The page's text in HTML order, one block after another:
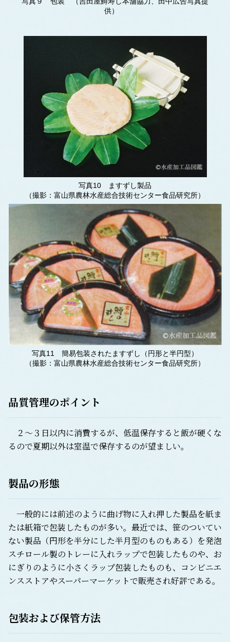
供）
写真10 ますずし製品
（撮影：富山県農林水産総合技術センター食品研究所）
写真11 簡易包装されたますずし（円形と半円型）
（撮影：富山県農林水産総合技術センター食品研究所）
品質管理のポイント
２～３日以内に消費するが、低温保存すると飯が硬くな
るので夏期以外は室温で保存するのが望ましい。
製品の形態
一般的には前述のように曲げ物に入れ押した製品を紙ま
たは紙箱で包装したものが多い。最近では、笹のついてい
ない製品（円形を半分にした半月型のものもある）を発泡
スチロール製のトレーに入れラップで包装したものや、お
にぎりのように小さくラップ包装したものも、コンビニエ
ンスストアやスーパーマーケットで販売され好評である。
包装および保管方法